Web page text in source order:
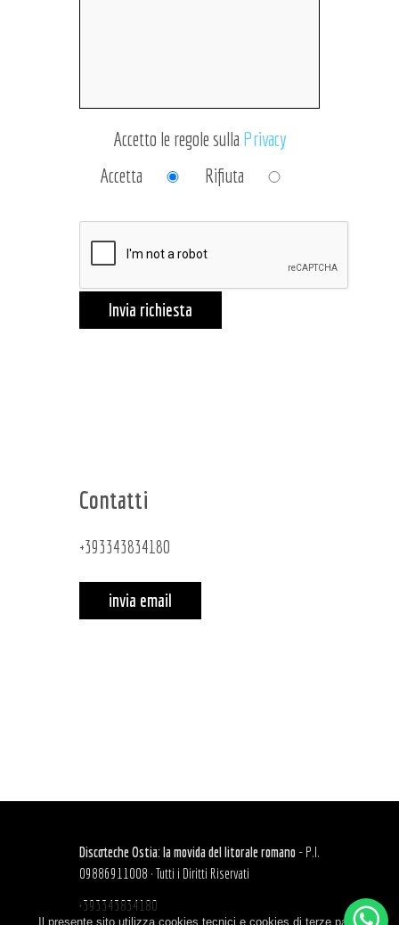
Accetto le regole sulla Privacy
Accetta
Rifiuta
Invia richiesta
Contatti
+393343834180
invia email
Discoteche Ostia: la movida del litorale romano - P.I.
09886911008 · Tutti i Diritti Riservati
+393343834180
Il presente sito utilizza cookies tecnici e cookies di terze parti.